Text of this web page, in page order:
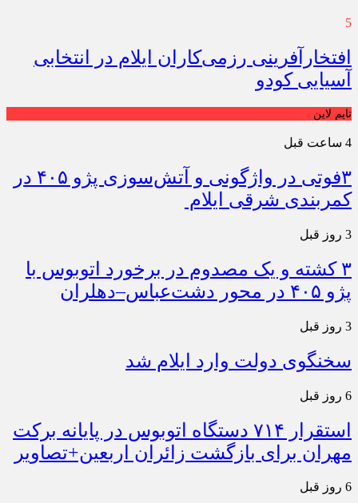
5
افتخارآفرینی رزمی‌کاران ایلام در انتخابی
آسیایی کودو
تایم لاین
4 ساعت قبل
۳فوتی در واژگونی و آتش‌سوزی پژو ۴۰۵ در
کمربندی شرقی ایلام
3 روز قبل
۳ کشته و یک مصدوم در برخورد اتوبوس با
پژو ۴۰۵ در محور دشت‌عباس–دهلران
3 روز قبل
سخنگوی دولت وارد ایلام شد
6 روز قبل
استقرار ۷۱۴ دستگاه اتوبوس در پایانه برکت
مهران برای بازگشت زائران اربعین+تصاویر
6 روز قبل